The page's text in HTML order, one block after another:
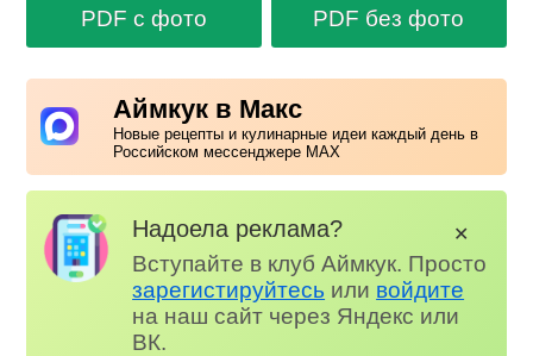
PDF с фото PDF без фото
Аймкук в Макс
Новые рецепты и кулинарные идеи каждый день в
Российском мессенджере MAX
Надоела реклама?
Вступайте в клуб Аймкук. Просто
зарегистируйтесь или войдите
на наш сайт через Яндекс или
ВК.
✕